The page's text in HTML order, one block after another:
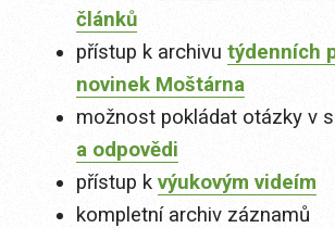
článků
přístup k archivu týdenních
novinek Moštárna
možnost pokládat otázky v
a odpovědi
přístup k výukovým videím
kompletní archiv záznamů